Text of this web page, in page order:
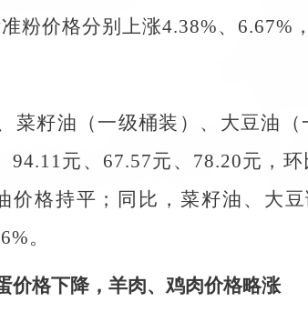
粉价格分别上涨4.38%、6.67%
菜籽油（一级桶装）、大豆油
元、67.57元、78.20元，
价格持平；同比，菜籽油、大
。
价格下降，羊肉、鸡肉价格略涨